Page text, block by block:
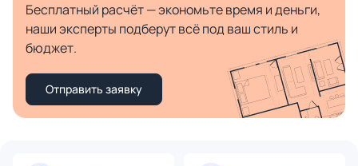
Бесплатный расчёт — экономьте время и деньги,
наши эксперты подберут всё под ваш стиль и
бюджет.
Отправить заявку